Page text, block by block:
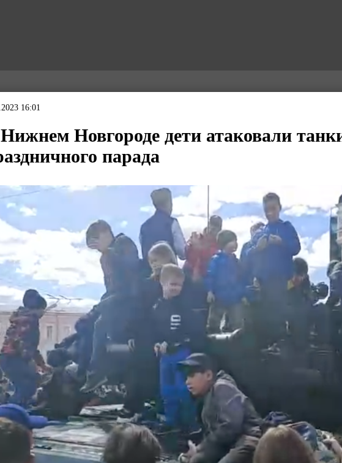
16:01
Новгороде дети атаковали
парада